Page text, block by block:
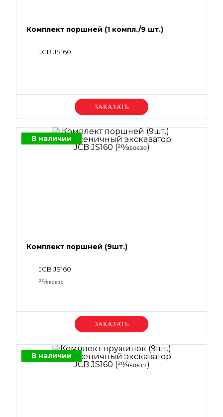
Комплект поршней (1 компл./9 шт.)
JCB JS160
Уточняйте цену
В наличии
Комплект поршней (9шт.)
JCB JS160
20⁄950630
Уточняйте цену
В наличии